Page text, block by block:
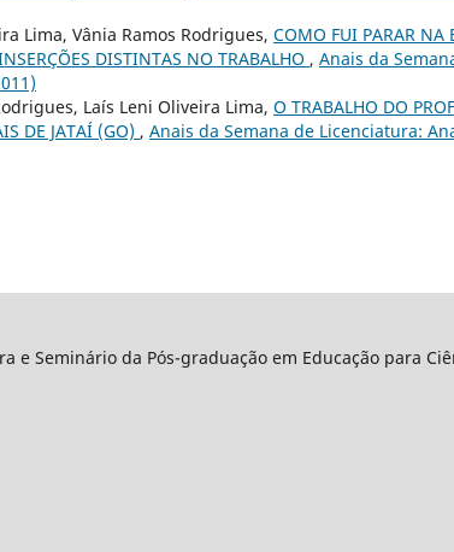
Lima, Vânia Ramos Rodrigues, COMO FUI PARAR NA
DISTINTAS NO TRABALHO , Anais da
Laís Leni Oliveira Lima, O TRABALHO DO
DE JATAÍ (GO) , Anais da Semana de Licenciatura:
e Seminário da Pós-graduação em Educação para